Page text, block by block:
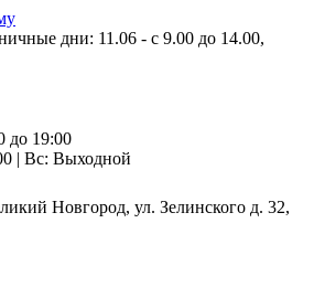
дни: 11.06 - с 9.00 до 14.00,
до 19:00
| Вс: Выходной
Новгород, ул. Зелинского д. 32,